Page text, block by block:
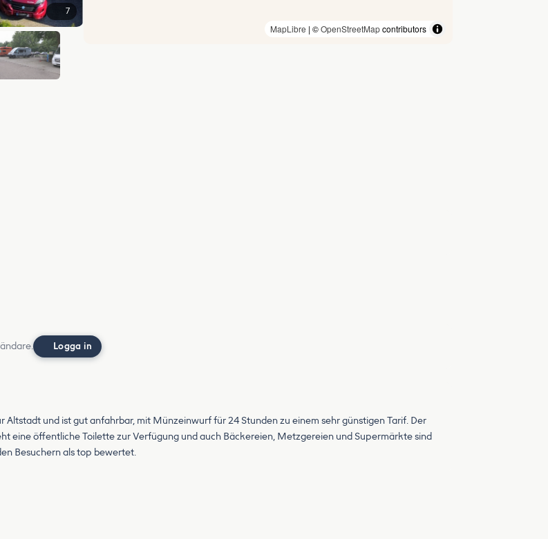
7
MapLibre | ©OpenStreetMapcontributors
Logga in
und ist gut anfahrbar, mit Münzeinwurf für 24 Stunden zu einem sehr günstigen Tarif. Der
eine öffentliche Toilette zur Verfügung und auch Bäckereien, Metzgereien und Supermärkte sind
Besuchern als top bewertet.